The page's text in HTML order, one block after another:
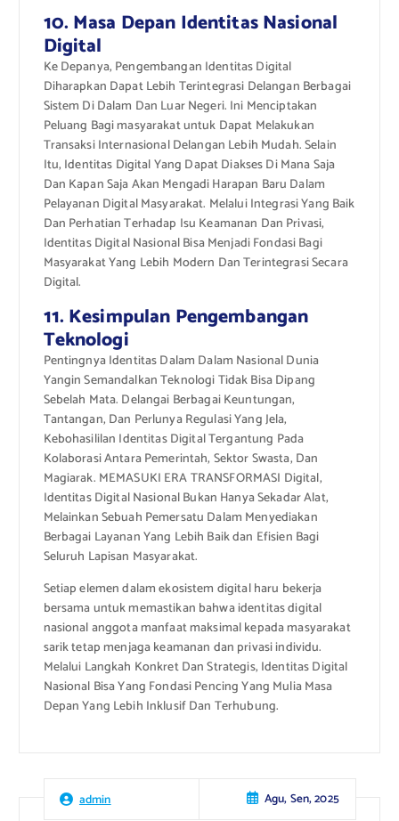
10. Masa Depan Identitas Nasional
Digital
Ke Depanya, Pengembangan Identitas Digital
Diharapkan Dapat Lebih Terintegrasi Delangan Berbagai
Sistem Di Dalam Dan Luar Negeri. Ini Menciptakan
Peluang Bagi masyarakat untuk Dapat Melakukan
Transaksi Internasional Delangan Lebih Mudah. Selain
Itu, Identitas Digital Yang Dapat Diakses Di Mana Saja
Dan Kapan Saja Akan Mengadi Harapan Baru Dalam
Pelayanan Digital Masyarakat. Melalui Integrasi Yang Baik
Dan Perhatian Terhadap Isu Keamanan Dan Privasi,
Identitas Digital Nasional Bisa Menjadi Fondasi Bagi
Masyarakat Yang Lebih Modern Dan Terintegrasi Secara
Digital.
11. Kesimpulan Pengembangan
Teknologi
Pentingnya Identitas Dalam Dalam Nasional Dunia
Yangin Semandalkan Teknologi Tidak Bisa Dipang
Sebelah Mata. Delangai Berbagai Keuntungan,
Tantangan, Dan Perlunya Regulasi Yang Jela,
Kebohasililan Identitas Digital Tergantung Pada
Kolaborasi Antara Pemerintah, Sektor Swasta, Dan
Magiarak. MEMASUKI ERA TRANSFORMASI Digital,
Identitas Digital Nasional Bukan Hanya Sekadar Alat,
Melainkan Sebuah Pemersatu Dalam Menyediakan
Berbagai Layanan Yang Lebih Baik dan Efisien Bagi
Seluruh Lapisan Masyarakat.
Setiap elemen dalam ekosistem digital haru bekerja
bersama untuk memastikan bahwa identitas digital
nasional anggota manfaat maksimal kepada masyarakat
sarik tetap menjaga keamanan dan privasi individu.
Melalui Langkah Konkret Dan Strategis, Identitas Digital
Nasional Bisa Yang Fondasi Pencing Yang Mulia Masa
Depan Yang Lebih Inklusif Dan Terhubung.
admin Agu, Sen, 2025